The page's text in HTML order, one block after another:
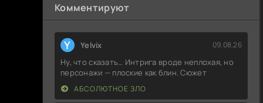
Комментируют
Y Yelvix 09.08.26
Ну, что сказать… Интрига вроде неплохая, но
персонажи — плоские как блин. Сюжет
АБСОЛЮТНОЕ ЗЛО